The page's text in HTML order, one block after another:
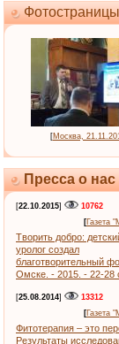
Фотостраницы
[Москва,
Пресса о нас
[22.10.2015]
10762
[Газета
Творить добро:
уролог создал
благотворительный
Омске. - 2015. - 22-28
[25.08.2014]
13312
[Газета
Фитотерапия – это
Результаты